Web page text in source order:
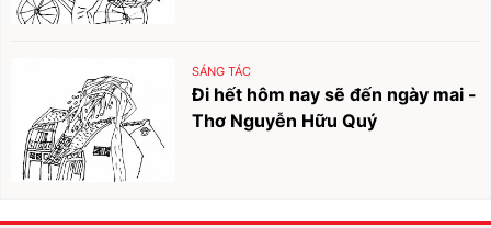
SÁNG TÁC
Đi hết hôm nay sẽ đến ngày mai -
Thơ Nguyễn Hữu Quý